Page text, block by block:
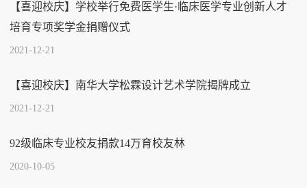
【喜迎校庆】学校举行免费医学生·临床医学专业创新人才
培育专项奖学金捐赠仪式
2021-12-21
【喜迎校庆】南华大学松霖设计艺术学院揭牌成立
2021-12-21
92级临床专业校友捐款14万育校友林
2020-10-05